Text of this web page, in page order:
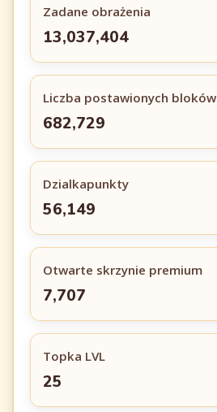
Zadane obrażenia
13,037,404
Liczba postawionych bloków
682,729
Dzialkapunkty
56,149
Otwarte skrzynie premium
7,707
Topka LVL
25